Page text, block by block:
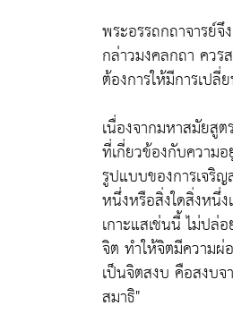
พระอรรถกถาจารย์
กล่าวมงคลกถา คว
ต้องการให้มีการเป
เนื่องจากมหาสมัยสู
ที่เกี่ยวข้องกับความ
รูปแบบของการเจริ
หนึ่งหรือสิ่งใดสิ่งหนึ่ง
เกาะแสเช่นนี้ ไม่ปล่
จิต ทำให้จิตมีความผ่
เป็นจิตสงบ คือสงบ
สมาธิ"